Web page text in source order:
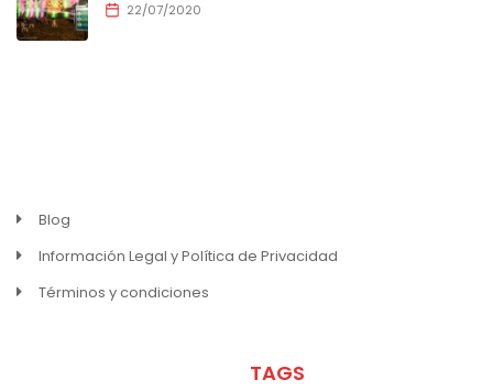
22/07/2020
Blog
Información Legal y Política de Privacidad
Términos y condiciones
TAGS